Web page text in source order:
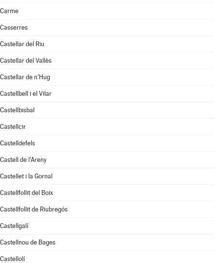
Carme
Casserres
Castellar del Riu
Castellar del Vallès
Castellar de n'Hug
Castellbell i el Vilar
Castellbisbal
Castellcir
Castelldefels
Castell de l'Areny
Castellet i la Gornal
Castellfollit del Boix
Castellfollit de Riubregós
Castellgalí
Castellnou de Bages
Castellolí